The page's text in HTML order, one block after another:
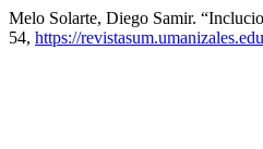
Melo Solarte, Diego Samir.
54, https://